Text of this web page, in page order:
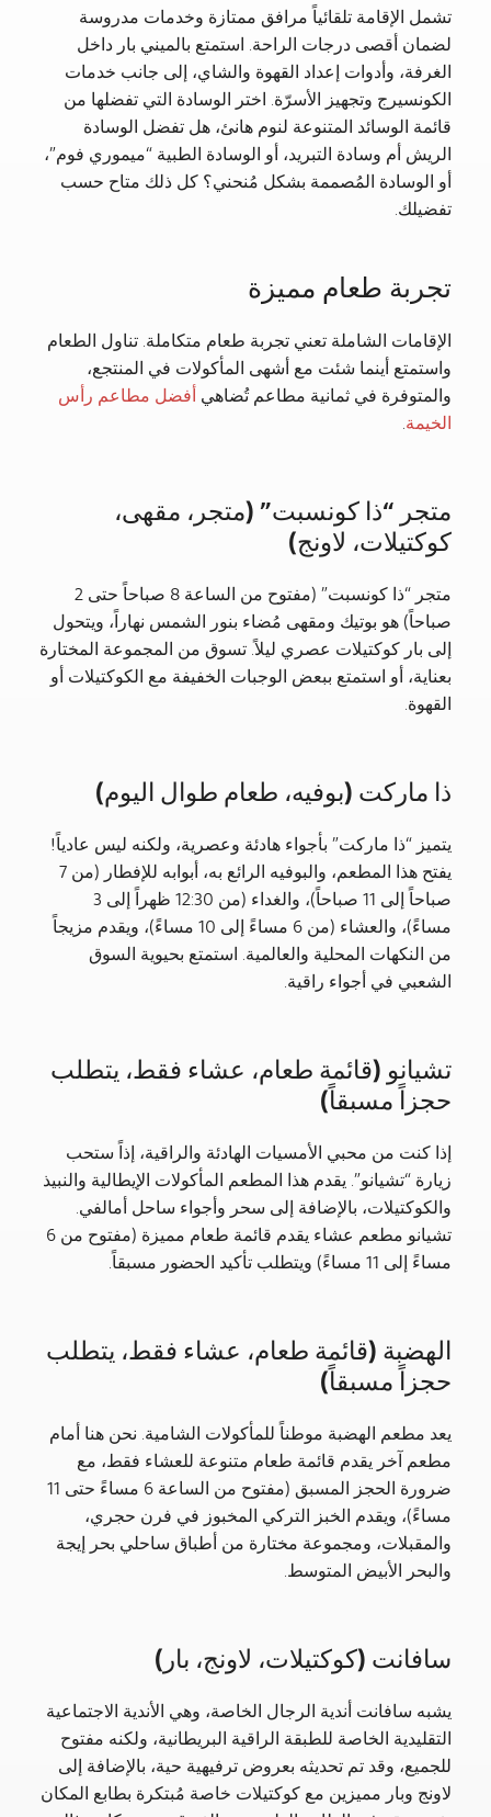
تشمل الإقامة تلقائياً مرافق ممتازة وخدمات مدروسة
لضمان أقصى درجات الراحة. استمتع بالميني بار داخل
الغرفة، وأدوات إعداد القهوة والشاي، إلى جانب خدمات
الكونسيرج وتجهيز الأسرّة. اختر الوسادة التي تفضلها من
قائمة الوسائد المتنوعة لنوم هانئ، هل تفضل الوسادة
الريش أم وسادة التبريد، أو الوسادة الطبية “ميموري فوم”،
أو الوسادة المُصممة بشكل مُنحني؟ كل ذلك متاح حسب
تفضيلك.
تجربة طعام مميزة
الإقامات الشاملة تعني تجربة طعام متكاملة. تناول الطعام
واستمتع أينما شئت مع أشهى المأكولات في المنتجع،
والمتوفرة في ثمانية مطاعم تُضاهيأفضل مطاعم رأس
الخيمة.
متجر “ذا كونسبت” (متجر، مقهى،
كوكتيلات، لاونج)
متجر “ذا كونسبت” (مفتوح من الساعة 8 صباحاً حتى 2
صباحاً) هو بوتيك ومقهى مُضاء بنور الشمس نهاراً، ويتحول
إلى بار كوكتيلات عصري ليلاً. تسوق من المجموعة المختارة
بعناية، أو استمتع ببعض الوجبات الخفيفة مع الكوكتيلات أو
القهوة.
ذا ماركت (بوفيه، طعام طوال اليوم)
يتميز “ذا ماركت” بأجواء هادئة وعصرية، ولكنه ليس عادياً!
يفتح هذا المطعم، والبوفيه الرائع به، أبوابه للإفطار (من 7
صباحاً إلى 11 صباحاً)، والغداء (من 12:30 ظهراً إلى 3
مساءً)، والعشاء (من 6 مساءً إلى 10 مساءً)، ويقدم مزيجاً
من النكهات المحلية والعالمية. استمتع بحيوية السوق
الشعبي في أجواء راقية.
تشيانو (قائمة طعام، عشاء فقط، يتطلب
حجزاً مسبقاً)
إذا كنت من محبي الأمسيات الهادئة والراقية، إذاً ستحب
زيارة “تشيانو”. يقدم هذا المطعم المأكولات الإيطالية والنبيذ
والكوكتيلات، بالإضافة إلى سحر وأجواء ساحل أمالفي.
تشيانو مطعم عشاء يقدم قائمة طعام مميزة (مفتوح من 6
مساءً إلى 11 مساءً) ويتطلب تأكيد الحضور مسبقاً.
الهضبة (قائمة طعام، عشاء فقط، يتطلب
حجزاً مسبقاً)
يعد مطعم الهضبة موطناً للمأكولات الشامية. نحن هنا أمام
مطعم آخر يقدم قائمة طعام متنوعة للعشاء فقط، مع
ضرورة الحجز المسبق (مفتوح من الساعة 6 مساءً حتى 11
مساءً)، ويقدم الخبز التركي المخبوز في فرن حجري،
والمقبلات، ومجموعة مختارة من أطباق ساحلي بحر إيجة
والبحر الأبيض المتوسط.
سافانت (كوكتيلات، لاونج، بار)
يشبه سافانت أندية الرجال الخاصة، وهي الأندية الاجتماعية
التقليدية الخاصة للطبقة الراقية البريطانية، ولكنه مفتوح
للجميع، وقد تم تحديثه بعروض ترفيهية حية، بالإضافة إلى
لاونج وبار مميزين مع كوكتيلات خاصة مُبتكرة بطابع المكان